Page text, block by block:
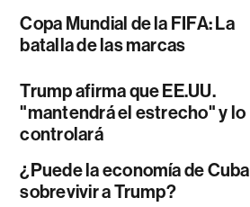
Copa Mundial de la FIFA: La
batalla de las marcas
Trump afirma que EE.UU.
"mantendrá el estrecho" y lo
controlará
¿Puede la economía de Cuba
sobrevivir a Trump?